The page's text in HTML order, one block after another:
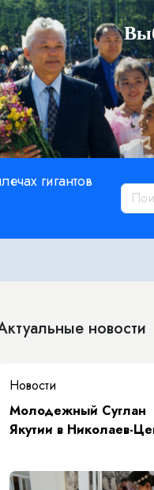
гигантов
новости
Новости
Молодежный Суглан
Якутии в Николаев-